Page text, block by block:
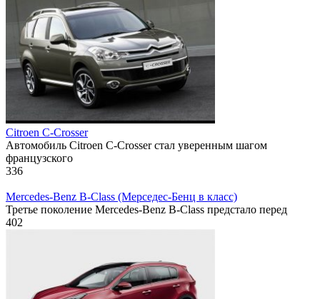
Citroen C-Crosser
Автомобиль Citroen C-Crosser стал уверенным шагом
французского
336
Mercedes-Benz B-Class (Mерседес-Бенц в класс)
Третье поколение Mercedes-Benz B-Class предстало перед
402